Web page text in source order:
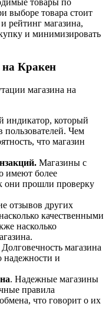
выборе товара стоит
рейтинг магазина,
и минимизировать
Кракен
магазина на
индикатор, который
пользователей. Чем
что магазин
Магазины с
имеют более
они прошли проверку
отзывов других
качественными
насколько
Долговечность магазина
надежности и
. Надежные магазины
правила
что говорит о их